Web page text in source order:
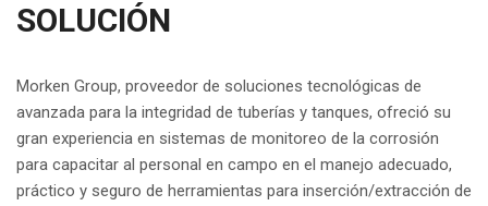
SOLUCIÓN
Morken Group, proveedor de soluciones tecnológicas de
avanzada para la integridad de tuberías y tanques, ofreció su
gran experiencia en sistemas de monitoreo de la corrosión
para capacitar al personal en campo en el manejo adecuado,
práctico y seguro de herramientas para inserción/extracción de